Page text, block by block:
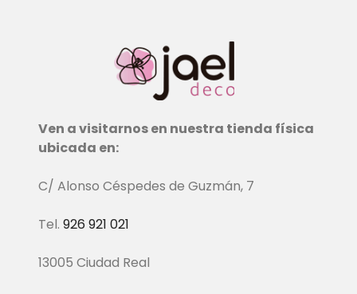
Ven a visitarnos en nuestra tienda física
ubicada en:
C/ Alonso Céspedes de Guzmán, 7
Tel. 926 921 021
13005 Ciudad Real